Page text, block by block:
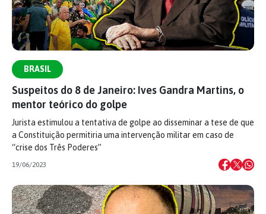
BRASIL
Suspeitos do 8 de Janeiro: Ives Gandra Martins, o
mentor teórico do golpe
Jurista estimulou a tentativa de golpe ao disseminar a tese de que
a Constituição permitiria uma intervenção militar em caso de
“crise dos Três Poderes”
19/06/2023